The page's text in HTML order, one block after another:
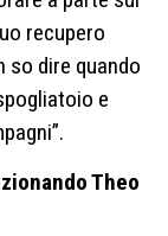
recupero
so dire quando
e
Theo